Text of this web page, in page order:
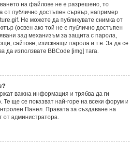
на файлове не е разрешено, то
от публично достъпен сървър, например
Не можете да публикувате снимка от
(освен ако той не е публично достъпен
зад механизъм за защита с парола,
сайтове, изискващи парола и т.н. За да се
да използвате BBCode [img] тага.
важна информация и трябва да ги
Те ще се показват най-горе на всеки форум и
Панел. Правата за създаване на
от администратора.